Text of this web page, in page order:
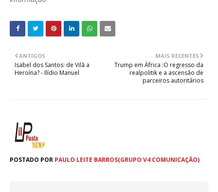
MAIS RECENTES
Trump em África :O regresso da
realpolitik e a ascensão de
parceiros autoritários
ANTIGOS
Isabel dos Santos: de Vilã a
Heroína? - Ilídio Manuel
POSTADO POR PAULO LEITE BARROS(GRUPO V4 COMUNICAÇÃO)